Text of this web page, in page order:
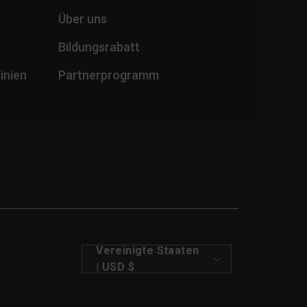
Über uns
Bildungsrabatt
Partnerprogramm
LVereinigte Staaten
| USD $